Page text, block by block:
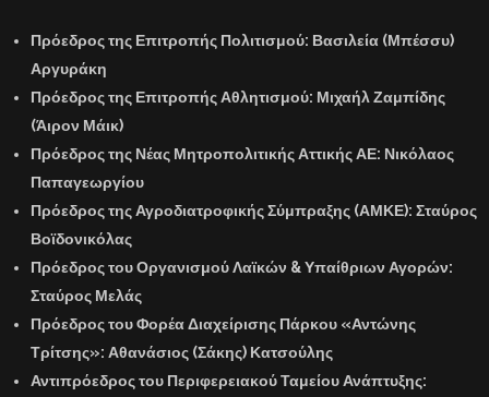
Πρόεδρος της Επιτροπής Πολιτισμού: Βασιλεία (Μπέσσυ)
Αργυράκη
Πρόεδρος της Επιτροπής Αθλητισμού: Μιχαήλ Ζαμπίδης
(Άιρον Μάικ)
Πρόεδρος της Νέας Μητροπολιτικής Αττικής ΑΕ: Νικόλαος
Παπαγεωργίου
Πρόεδρος της Αγροδιατροφικής Σύμπραξης (ΑΜΚΕ): Σταύρος
Βοϊδονικόλας
Πρόεδρος του Οργανισμού Λαϊκών & Υπαίθριων Αγορών:
Σταύρος Μελάς
Πρόεδρος του Φορέα Διαχείρισης Πάρκου «Αντώνης
Τρίτσης»: Αθανάσιος (Σάκης) Κατσούλης
Αντιπρόεδρος του Περιφερειακού Ταμείου Ανάπτυξης: